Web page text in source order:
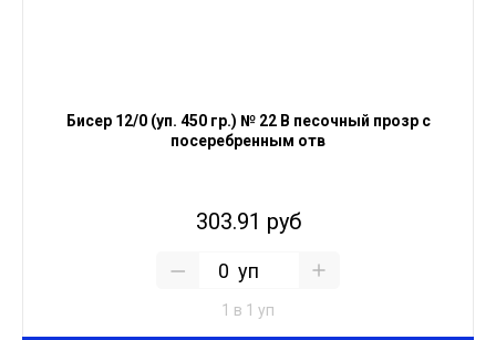
Бисер 12/0 (уп. 450 гр.) № 22 В песочный прозр с
посеребренным отв
303.91 руб
уп
1 в 1 уп